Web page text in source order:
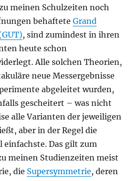
meinen Schulzeiten noch
behafteteGrand
, sind zumindest in ihren
heute schon
Alle solchen Theorien,
neue Messergebnisse
abgeleitet wurden,
gescheitert – was nicht
alle Varianten der jeweiligen
aber in der Regel die
einfachste. Das gilt zum
meinen Studienzeiten meist
die Supersymmetrie, deren